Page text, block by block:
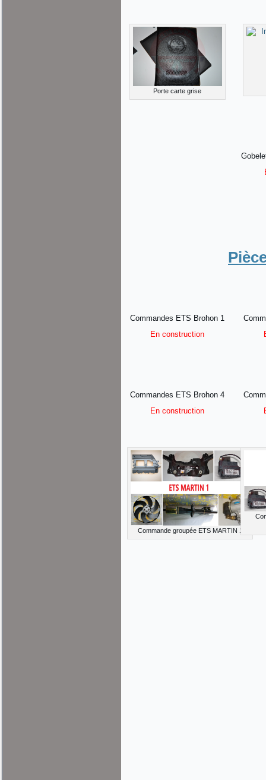
Porte carte grise
Commandes ETS Brohon 1
En construction
Commandes ETS Brohon 4
En construction
Commande groupée ETS MARTIN 1